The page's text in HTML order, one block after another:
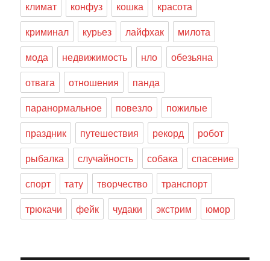
климат конфуз кошка
красота
криминал
курьез лайфхак
милота
мода
недвижимость нло
обезьяна
отвага
отношения
панда
паранормальное
повезло
пожилые
праздник
путешествия рекорд
робот
рыбалка
случайность собака
спасение
спорт
тату творчество
транспорт
трюкачи
фейк чудаки экстрим юмор